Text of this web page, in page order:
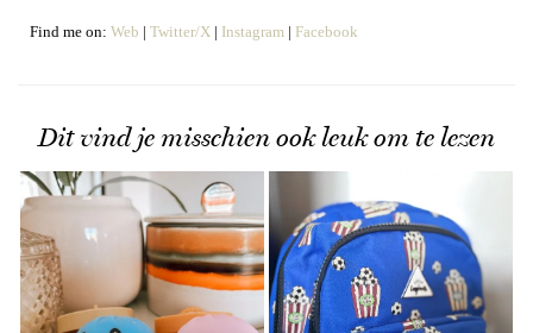
Find me on: Web | Twitter/X | Instagram | Facebook
Dit vind je misschien ook leuk om te lezen